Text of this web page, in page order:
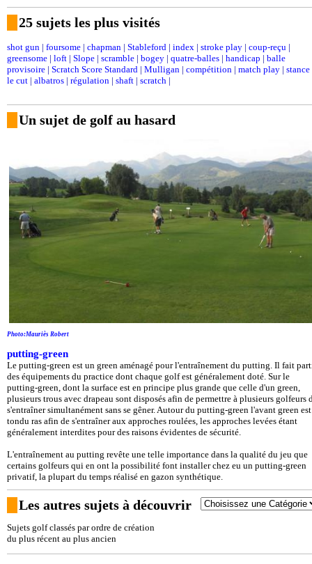
25 sujets les plus visités
shot gun | foursome | chapman | Stableford | index | stroke play | coup-reçu |
greensome | loft | Slope | scramble | bogey | quatre-balles | handicap | balle
provisoire | Scratch Score Standard | Mulligan | compétition | match play | stance
le cut | albatros | régulation | shaft | scratch |
Un sujet de golf au hasard
Photo:Mauriès Robert
putting-green
Le putting-green est un green aménagé pour l'entraînement du putting. Il fait
des équipements du practice dont chaque golf est généralement doté. Sur le
putting-green, dont la surface est en principe plus grande que celle d'un green,
plusieurs trous avec drapeau sont disposés afin de permettre à plusieurs golfeurs
s'entraîner simultanément sans se gêner. Autour du putting-green l'avant green est
tondu ras afin de s'entraîner aux approches roulées, les approches levées étant
généralement interdites pour des raisons évidentes de sécurité.
L'entraînement au putting revête une telle importance dans la qualité du jeu que
certains golfeurs qui en ont la possibilité font installer chez eu un putting-green
privatif, la plupart du temps réalisé en gazon synthétique.
Les autres sujets à découvrir
Sujets golf classés par ordre de création
du plus récent au plus ancien